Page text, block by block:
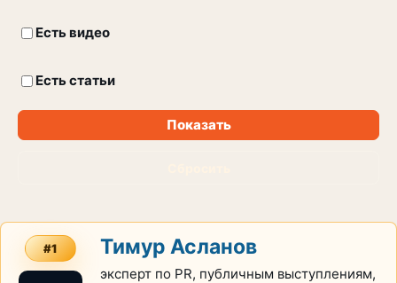
Есть видео
Есть статьи
Показать
#1 Тимур Асланов
эксперт по PR, публичным выступлениям,